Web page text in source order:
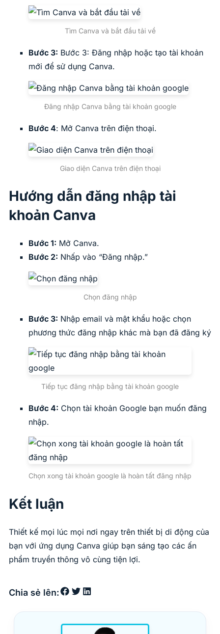
Tìm Canva và bắt đầu tải về
Bước 3: Bước 3: Đăng nhập hoặc tạo tài khoản
mới để sử dụng Canva.
Đăng nhập Canva bằng tài khoản google
Bước 4: Mở Canva trên điện thoại.
Giao diện Canva trên điện thoại
Hướng dẫn đăng nhập tài
khoản Canva
Bước 1: Mở Canva.
Bước 2: Nhấp vào “Đăng nhập.”
Chọn đăng nhập
Bước 3: Nhập email và mật khẩu hoặc chọn
phương thức đăng nhập khác mà bạn đã đăng ký
Tiếp tục đăng nhập bằng tài khoản google
Bước 4: Chọn tài khoản Google bạn muốn đăng
nhập.
Chọn xong tài khoản google là hoàn tất đăng nhập
Kết luận
Thiết kế mọi lúc mọi nơi ngay trên thiết bị di động của
bạn với ứng dụng Canva giúp bạn sáng tạo các ấn
phẩm truyền thông vô cùng tiện lợi.
Chia sẻ lên: